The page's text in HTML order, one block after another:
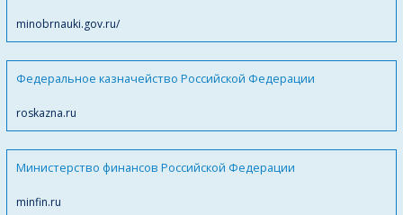
minobrnauki.gov.ru/
Федеральное казначейство Российской Федерации
roskazna.ru
Министерство финансов Российской Федерации
minfin.ru